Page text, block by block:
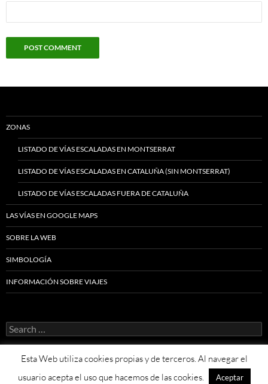
ZONAS
LISTADO DE VÍAS ESCALADAS EN MONTSERRAT
LISTADO DE VÍAS ESCALADAS EN CATALUÑA (SIN MONTSERRAT)
LISTADO DE VÍAS ESCALADAS FUERA DE CATALUÑA
LAS VÍAS EN GOOGLE MAPS
SOBRE LA WEB
SIMBOLOGÍA
INFORMACIÓN SOBRE VIAJES
Search
for:
Proudly powered by WordPress
Esta Web utiliza cookies propias y de terceros. Al navegar el
usuario acepta el uso que hacemos de las cookies.
Aceptar